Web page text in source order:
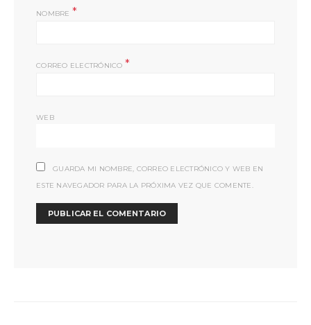
NOMBRE *
CORREO ELECTRÓNICO *
WEB
GUARDA MI NOMBRE, CORREO ELECTRÓNICO Y WEB EN
ESTE NAVEGADOR PARA LA PRÓXIMA VEZ QUE COMENTE.